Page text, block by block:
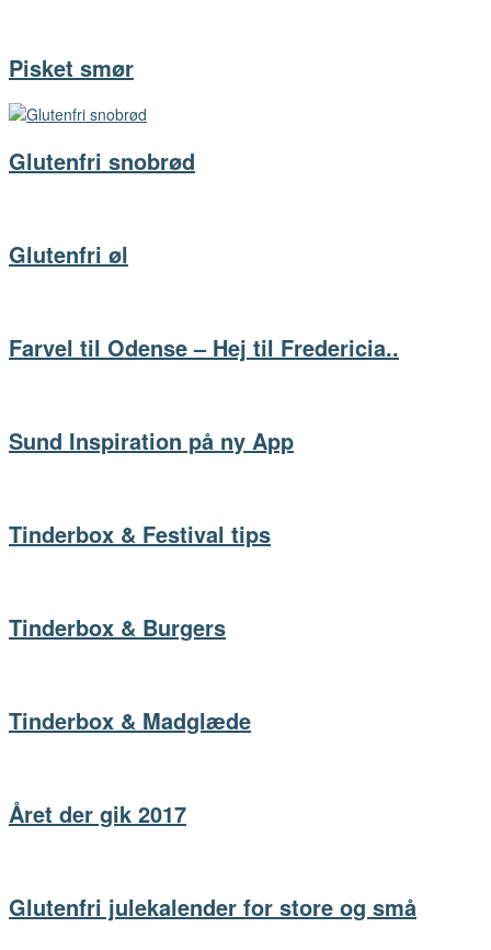
Pisket smør
Glutenfri snobrød
Glutenfri øl
Farvel til Odense – Hej til Fredericia..
Sund Inspiration på ny App
Tinderbox & Festival tips
Tinderbox & Burgers
Tinderbox & Madglæde
Året der gik 2017
Glutenfri julekalender for store og små